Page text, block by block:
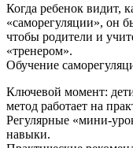
Когда ребенок видит,
«саморегуляции», он
чтобы родители и
«тренером».
Обучение
Ключевой момент:
метод работает на
Регулярные
навыки.